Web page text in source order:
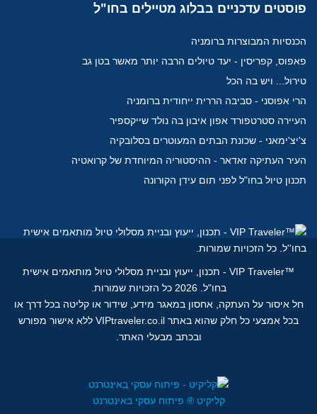
פוסטים עדכניים בבלוג מטיילים בחו"ל
הכנסיות המבוצרות ברומניה
פאפוס, קפריסין - יעד טיולים הרבה יותר מאשר בטן גב
טירול... ויש בה הכל
הרי אפוסני - סביבה הררית ייחודית ברומניה
העיירה סטרטפורד אפון איבון בה נולד שייקספיר
צ'יצ'ימאני - שכונת הבתים המעוטרים בסלובקיה
העיר העתיקה זאדאר - ההיסטוריה המיוחדת של קרואטיה
תכנון טיול בחו"ל לפני תום עידן הקורונה
™
VIP Traveler - תכנון, ייעוץ ובניית מסלולי טיול מותאמים אישית
בחו"ל.2026 כל הזכויות שמורות.
חל איסור על העתקה, אחסון במאגר מידע, שידור או קליטה בכל דרך או
בכל אמצעי כל חלק שהוא באתר VIPtraveler.co.il ללא אישור מפורש
ובכתב מבעלי האתר.
קליקיט ® פיתוח עסקי באינטרנט